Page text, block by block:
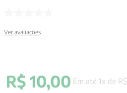
Ver avaliações
R$ 10,00 Em até 1x de R$
10 verena kast